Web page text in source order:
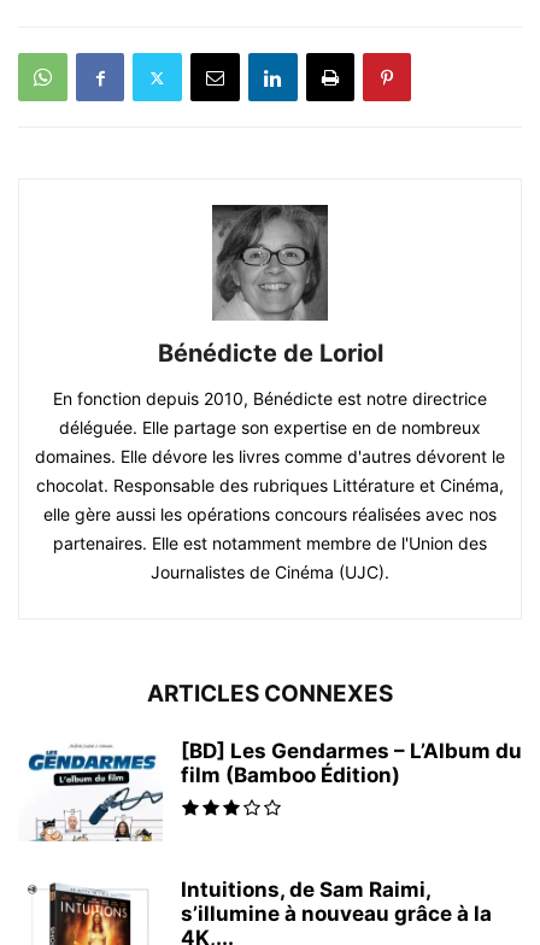
Bénédicte de Loriol
En fonction depuis 2010, Bénédicte est notre directrice
déléguée. Elle partage son expertise en de nombreux
domaines. Elle dévore les livres comme d'autres dévorent le
chocolat. Responsable des rubriques Littérature et Cinéma,
elle gère aussi les opérations concours réalisées avec nos
partenaires. Elle est notamment membre de l'Union des
Journalistes de Cinéma (UJC).
ARTICLES CONNEXES
[BD] Les Gendarmes – L’Album du
film (Bamboo Édition)
Intuitions, de Sam Raimi,
s’illumine à nouveau grâce à la
4K,...